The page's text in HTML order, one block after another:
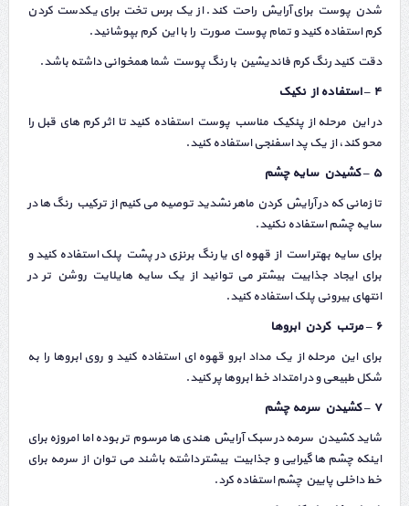
شدن پوست برای آرایش راحت کند. از یک برس تخت برای یکدست کردن
کرم استفاده کنید و تمام پوست صورت را با این کرم بپوشانید.
دقت کنید رنگ کرم فاندیشین با رنگ پوست شما همخوانی داشته باشد.
۴ – استفاده از نکیک
در این مرحله از پنکیک مناسب پوست استفاده کنید تا اثر کرم های قبل را
محو کند، از یک پد اسفنجی استفاده کنید.
۵ – کشیدن سایه چشم
تا زمانی که در آرایش کردن ماهر نشدید توصیه می کنیم از ترکیب رنگ ها در
سایه چشم استفاده نکنید.
برای سایه بهتر است از قهوه ای یا رنگ برنزی در پشت پلک استفاده کنید و
برای ایجاد جذابیت بیشتر می توانید از یک سایه هایلایت روشن تر در
انتهای بیرونی پلک استفاده کنید.
۶ – مرتب کردن ابروها
برای این مرحله از یک مداد ابرو قهوه ای استفاده کنید و روی ابروها را به
شکل طبیعی و در امتداد خط ابروها پر کنید.
۷ – کشیدن سرمه چشم
شاید کشیدن سرمه در سبک آرایش هندی ها مرسوم تر بوده اما امروزه برای
اینکه چشم ها گیرایی و جذابیت بیشتر داشته باشند می توان از سرمه برای
خط داخلی پایین چشم استفاده کرد.